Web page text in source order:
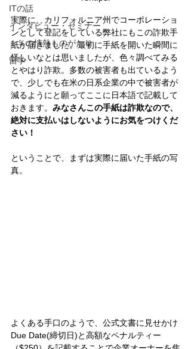
ITの話
インタビュー・セミナー
１％の情熱ものがたり
留学
実際に、カリフォルニア州でコーポレーショ
ンとして登記をしている弊社にもこの詐欺手
紙が届きました。最初に手紙を開いた瞬間に
怪しいなとは思いましたが、色々調べてみる
とやはり詐欺。多数の被害者も出ているよう
で、少しでも在米の日系企業の中で被害者が
減るようにと願ってここに日本語で記載して
おきます。 みなさんこの手紙は詐欺なので、
絶対に支払いはしないようにお気をつけくだ
さい！
ということで、まずは実際に届いた手紙の写
真。
よくある手口のようで、公式文書に見せかけ
Due Date(締切日)と高額なペナルティー